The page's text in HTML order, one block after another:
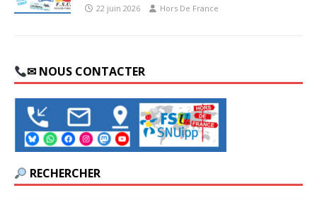
22 juin 2026 Hors De France
✉ NOUS CONTACTER
RECHERCHER